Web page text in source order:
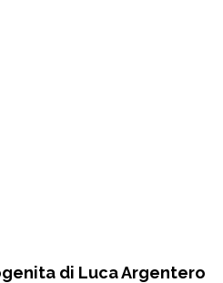
di Luca Argentero